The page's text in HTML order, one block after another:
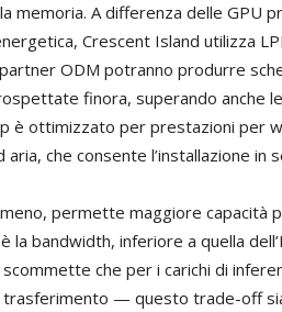
memoria. A differenza delle GPU
Crescent Island utilizza
ODM potranno produrre
finora, superando anche
è ottimizzato per prestazioni per
che consente l’installazione in
permette maggiore capacità
la bandwidth, inferiore a quella
che per i carichi di
trasferimento — questo trade-off